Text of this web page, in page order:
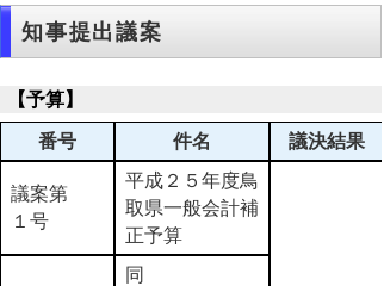
知事提出議案
【予算】
番号 件名 議決結果
議案第
１号
平成２５年度鳥
取県一般会計補
正予算
同